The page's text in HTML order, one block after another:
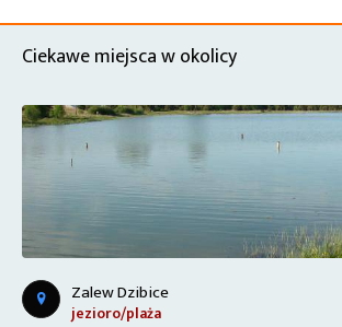
Ciekawe miejsca w okolicy
Zalew Dzibice
jezioro/plaża